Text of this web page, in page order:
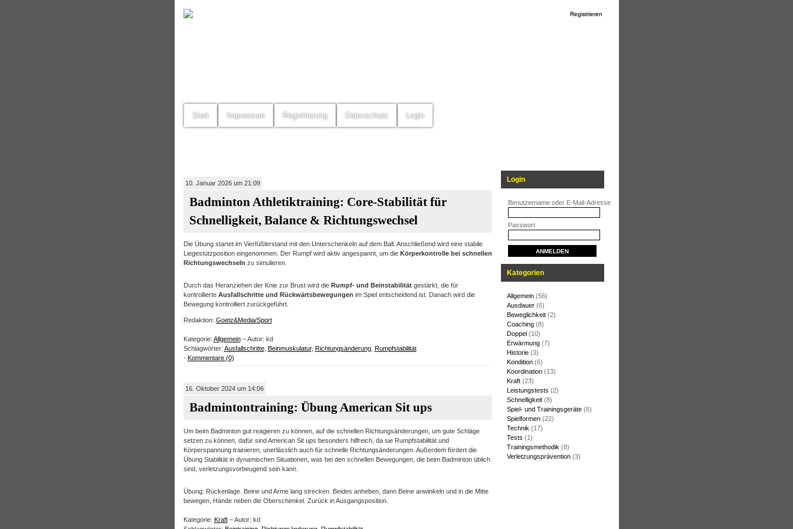
Registrieren
Start Impressum Registrierung Datenschutz Login
Login
Benutzername oder E-Mail-Adresse
Passwort
Kategorien
Allgemein(56)
Ausdauer(6)
Beweglichkeit(2)
Coaching(8)
Doppel(10)
Erwärmung(7)
Historie(3)
Kondition(6)
Koordination(13)
Kraft(23)
Leistungstests (2)
Schnelligkeit(8)
Spiel- und Trainingsgeräte(6)
Spielformen(22)
Technik (17)
Tests (1)
Trainingsmethodik (8)
Verletzungsprävention(3)
10. Januar 2026 um 21:09
Badminton Athletiktraining: Core-Stabilität für
Schnelligkeit, Balance & Richtungswechsel
Die Übung startet im Vierfüßlerstand mit den Unterschenkeln auf dem Ball. Anschließend wird eine stabile
Liegestützposition eingenommen. Der Rumpf wird aktiv angespannt, um die Körperkontrolle bei schnellen
Richtungswechseln zu simulieren.
Durch das Heranziehen der Knie zur Brust wird die Rumpf- und Beinstabilitätgestärkt, die für
kontrollierte Ausfallschritte und Rückwärtsbewegungen im Spiel entscheidend ist. Danach wird die
Bewegung kontrolliert zurückgeführt.
Redaktion: Goetz&Media/Sport
Kategorie: Allgemein– Autor: kd
Schlagwörter: Ausfallschritte, Beinmuskulatur, Richtungsänderung, Rumpfstabilität
- Kommentare (0)
16. Oktober 2024 um 14:06
Badmintontraining: Übung American Sit ups
Um beim Badminton gut reagieren zu können, auf die schnellen Richtungsänderungen, um gute Schläge
setzen zu können, dafür sind American Sit ups besonders hilfreich, da sie Rumpfstabilität und
Körperspannung trainieren, unerlässlich auch für schnelle Richtungsänderungen. Außerdem fördert die
Übung Stabilität in dynamischen Situationen, was bei den schnellen Bewegungen, die beim Badminton üblich
sind, verletzungsvorbeugend sein kann.
Übung: Rückenlage. Beine und Arme lang strecken. Beides anheben, dann Beine anwinkeln und in die Mitte
bewegen, Hände neben die Oberschenkel. Zurück in Ausgangsposition.
Kategorie: Kraft– Autor: kd